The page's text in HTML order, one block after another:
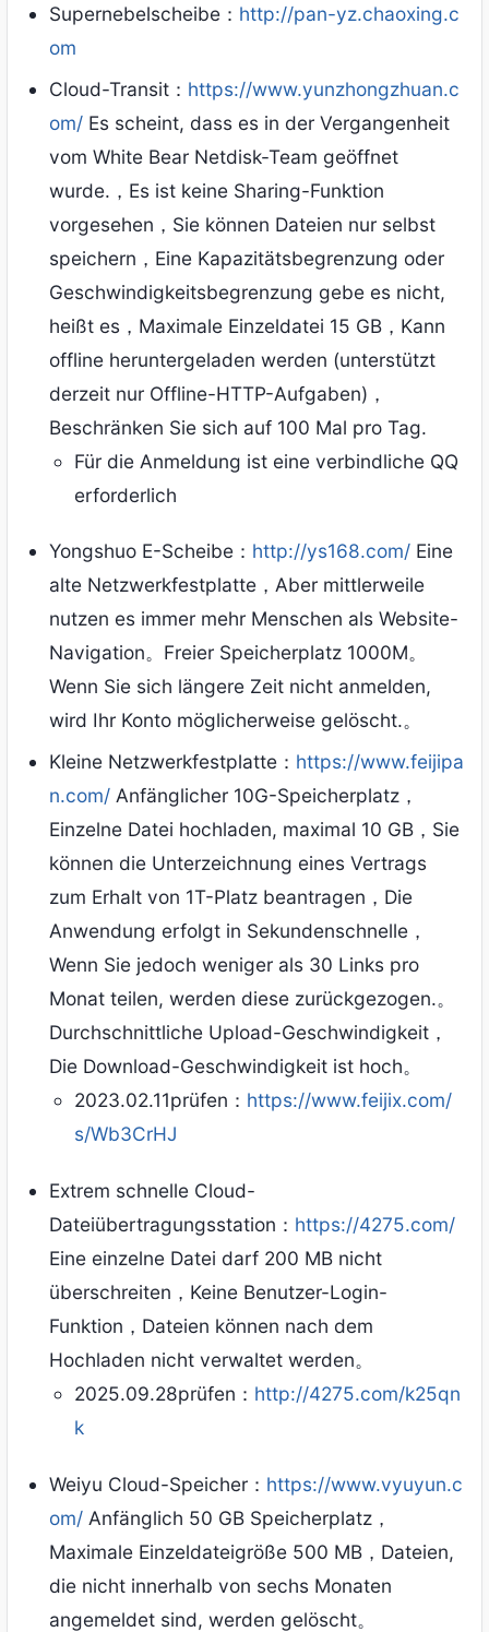
Supernebelscheibe： http://pan-yz.chaoxing.c
om
Cloud-Transit： https://www.yunzhongzhuan.c
om/ Es scheint, dass es in der Vergangenheit
vom White Bear Netdisk-Team geöffnet
wurde.，Es ist keine Sharing-Funktion
vorgesehen，Sie können Dateien nur selbst
speichern，Eine Kapazitätsbegrenzung oder
Geschwindigkeitsbegrenzung gebe es nicht,
heißt es，Maximale Einzeldatei 15 GB，Kann
offline heruntergeladen werden (unterstützt
derzeit nur Offline-HTTP-Aufgaben)，
Beschränken Sie sich auf 100 Mal pro Tag.
Für die Anmeldung ist eine verbindliche QQ
erforderlich
Yongshuo E-Scheibe： http://ys168.com/ Eine
alte Netzwerkfestplatte，Aber mittlerweile
nutzen es immer mehr Menschen als Website-
Navigation。Freier Speicherplatz 1000M。
Wenn Sie sich längere Zeit nicht anmelden,
wird Ihr Konto möglicherweise gelöscht.。
Kleine Netzwerkfestplatte： https://www.feijipa
n.com/ Anfänglicher 10G-Speicherplatz，
Einzelne Datei hochladen, maximal 10 GB，Sie
können die Unterzeichnung eines Vertrags
zum Erhalt von 1T-Platz beantragen，Die
Anwendung erfolgt in Sekundenschnelle，
Wenn Sie jedoch weniger als 30 Links pro
Monat teilen, werden diese zurückgezogen.。
Durchschnittliche Upload-Geschwindigkeit，
Die Download-Geschwindigkeit ist hoch。
2023.02.11prüfen： https://www.feijix.com/
s/Wb3CrHJ
Extrem schnelle Cloud-
Dateiübertragungsstation： https://4275.com/
Eine einzelne Datei darf 200 MB nicht
überschreiten，Keine Benutzer-Login-
Funktion，Dateien können nach dem
Hochladen nicht verwaltet werden。
2025.09.28prüfen： http://4275.com/k25qn
k
Weiyu Cloud-Speicher： https://www.vyuyun.c
om/ Anfänglich 50 GB Speicherplatz，
Maximale Einzeldateigröße 500 MB，Dateien,
die nicht innerhalb von sechs Monaten
angemeldet sind, werden gelöscht。